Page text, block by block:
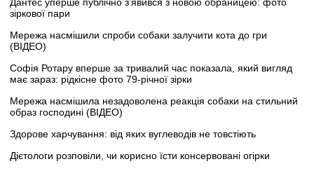
Дантес уперше публічно з’явився з новою обраницею: фото
зіркової пари
Мережа насмішили спроби собаки залучити кота до гри
(ВІДЕО)
Софія Ротару вперше за тривалий час показала, який вигляд
має зараз: рідкісне фото 79-річної зірки
Мережа насмішила незадоволена реакція собаки на стильний
образ господині (ВІДЕО)
Здорове харчування: від яких вуглеводів не товстіють
Дієтологи розповіли, чи корисно їсти консервовані огірки